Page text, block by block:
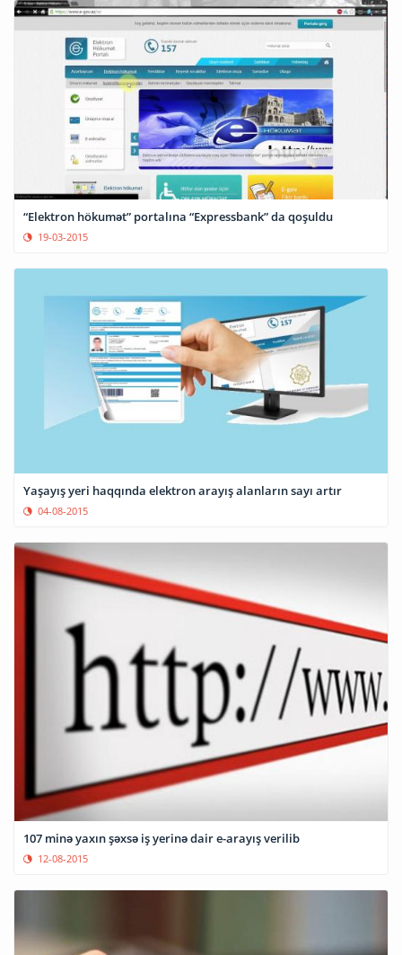
“Elektron hökumət” portalına “Expressbank” da qoşuldu
19-03-2015
Yaşayış yeri haqqında elektron arayış alanların sayı artır
04-08-2015
107 minə yaxın şəxsə iş yerinə dair e-arayış verilib
12-08-2015